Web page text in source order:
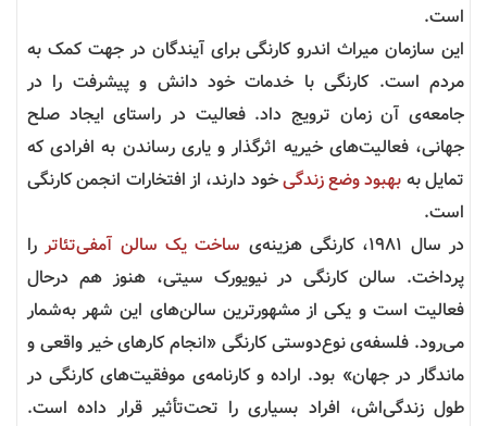
است.
این سازمان میراث اندرو کارنگی برای آیندگان در جهت کمک به
مردم است. کارنگی با خدمات خود دانش و پیشرفت را در
جامعه‌ی آن زمان ترویج داد. فعالیت در راستای ایجاد صلح
جهانی، فعالیت‌های خیریه اثرگذار و یاری رساندن به افرادی که
تمایل به بهبود وضع زندگیخود دارند، از افتخارات انجمن کارنگی
است.
در سال ۱۹۸۱، کارنگی هزینه‌ی
ساخت یک سالن آمفی‌تئاتررا
پرداخت. سالن کارنگی در نیویورک سیتی، هنوز هم درحال
فعالیت است و یکی از مشهورترین سالن‌های این شهر به‌شمار
می‌رود. فلسفه‌ی نوع‌دوستی کارنگی «انجام کارهای خیر واقعی و
ماندگار در جهان» بود. اراده و کارنامه‌ی موفقیت‌های کارنگی در
طول زندگی‌اش، افراد بسیاری را تحت‌تأثیر قرار داده است.